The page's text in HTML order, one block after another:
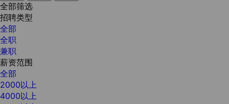
全部筛选
招聘类型
全部
全职
兼职
薪资范围
全部
2000以上
4000以上